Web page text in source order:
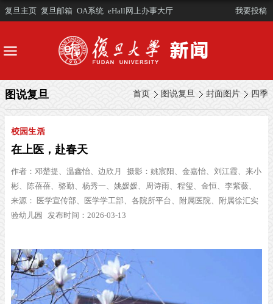
复旦主页 复旦邮箱 OA系统 eHall网上办事大厅 我要投稿
首页 图说复旦 封面图片 四季
图说复旦
校园生活
在上医，赴春天
作者： 邓楚提、温鑫怡、边欣月 摄影： 姚宸阳、金嘉怡、刘江霞、来小
彬、陈蓓蓓、骆勤、杨秀一、姚媛媛、周诗雨、程玺、金恒、李紫薇、
来源： 医学宣传部、医学学工部、各院所平台、附属医院、附属徐汇实
验幼儿园
发布时间：2026-03-13